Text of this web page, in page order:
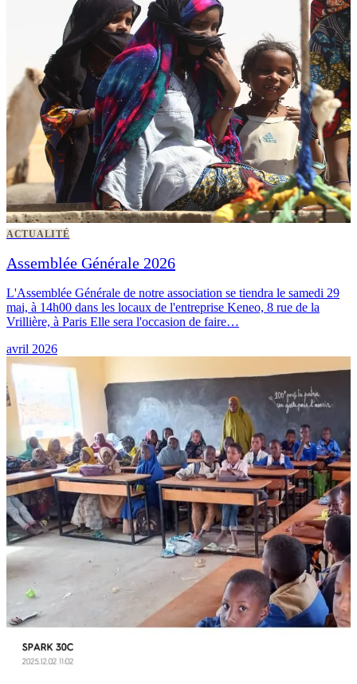
ACTUALITÉ
Assemblée Générale 2026
L'Assemblée Générale de notre association se tiendra le samedi 29
mai, à 14h00 dans les locaux de l'entreprise Keneo, 8 rue de la
Vrillière, à Paris Elle sera l'occasion de faire…
avril 2026